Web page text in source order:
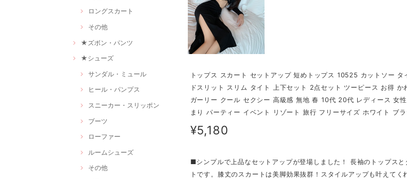
ロングスカート
その他
★ズボン・パンツ
★シューズ
サンダル・ミュール
ヒール・パンプス
スニーカー・スリッポン
ブーツ
ローファー
ルームシューズ
その他
トップス スカート セットアップ 短めトップス 10525 カットソー
ドスリット スリム タイト 上下セット 2点セット ツーピース お得
ガーリー クール セクシー 高級感 無地 春 10代 20代 レディース 女
まり パーティー イベント リゾート 旅行 フリーサイズ ホワイト ブ
¥5,180
■シンプルで上品なセットアップが登場しました！ 長袖のトップス
トです。膝丈のスカートは美脚効果抜群！スタイルアップも叶えて